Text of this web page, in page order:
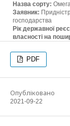
Назва сорту:
Заявник:
господарства
Рік державної
власності на
PDF
Опубліковано
2021-09-22